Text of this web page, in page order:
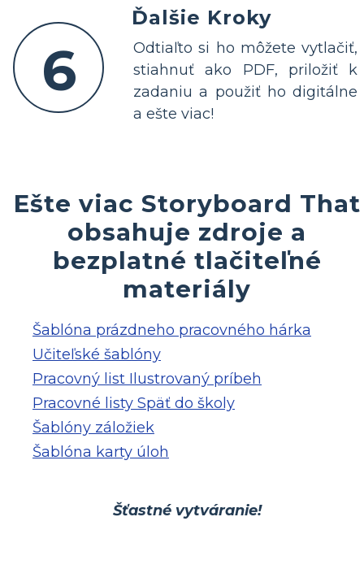
6
Ďalšie Kroky
Odtiaľto si ho môžete vytlačiť,
stiahnuť ako PDF, priložiť k
zadaniu a použiť ho digitálne
a ešte viac!
Ešte viac Storyboard That
obsahuje zdroje a
bezplatné tlačiteľné
materiály
Šablóna prázdneho pracovného hárka
Učiteľské šablóny
Pracovný list Ilustrovaný príbeh
Pracovné listy Späť do školy
Šablóny záložiek
Šablóna karty úloh
Šťastné vytváranie!